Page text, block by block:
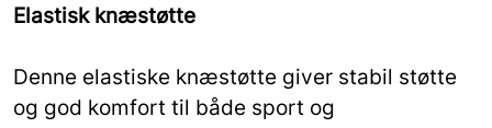
Elastisk knæstøtte
Denne elastiske knæstøtte giver stabil støtte
og god komfort til både sport og